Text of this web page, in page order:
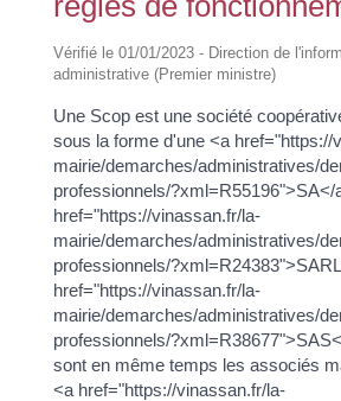
Vérifié le 01/01/2023 - Direction de
administrative (Premier ministre)
Une Scop est une société
sous la forme d'une <a href="https://
mairie/demarches/administratives/
professionnels/?xml=R55196">SA</
href="https://vinassan.fr/la-
mairie/demarches/administratives/
professionnels/
href="https://vinassan.fr/la-
mairie/demarches/administratives/
professionnels/
sont en même temps les associés
<a href="https://vinassan.fr/la-